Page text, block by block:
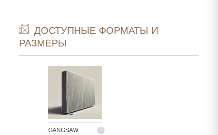
ДОСТУПНЫЕ ФОРМАТЫ И
РАЗМЕРЫ
GANGSAW